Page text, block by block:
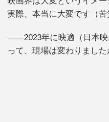
実際、本当に大変です（苦
――2023年に映適（日本映
って、現場は変わりました